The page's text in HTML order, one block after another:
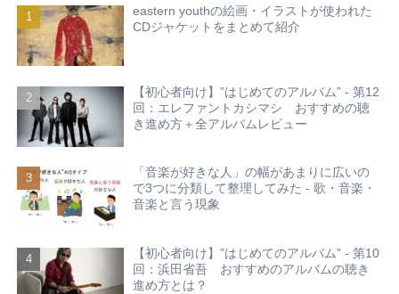
eastern youthの絵画・イラストが使われた
CDジャケットをまとめて紹介
【初心者向け】”はじめてのアルバム” - 第12
回：エレファントカシマシ おすすめの聴
き進め方＋全アルバムレビュー
「音楽が好きな人」の幅があまりに広いの
で3つに分類して整理してみた - 歌・音楽・
音楽と言う現象
【初心者向け】”はじめてのアルバム” - 第10
回：浜田省吾 おすすめのアルバムの聴き
進め方とは？